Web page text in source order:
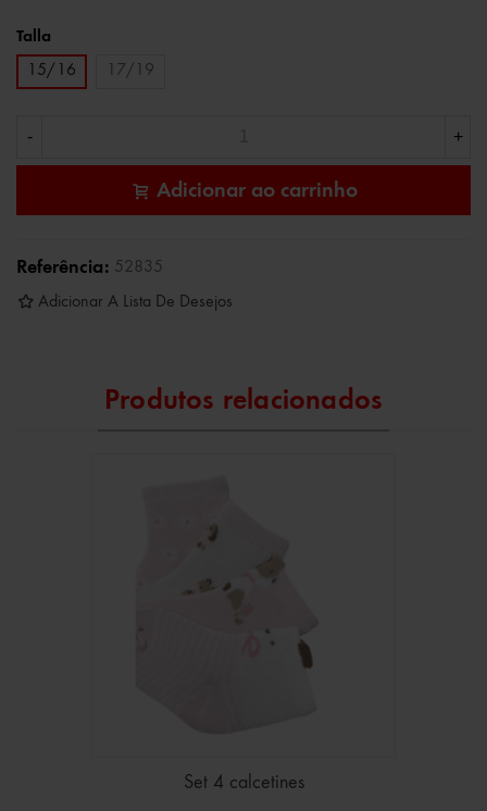
Talla
15/16
17/19
- +
Adicionar ao carrinho
Referência: 52835
Adicionar A Lista De Desejos
Produtos relacionados
Set 4 calcetines